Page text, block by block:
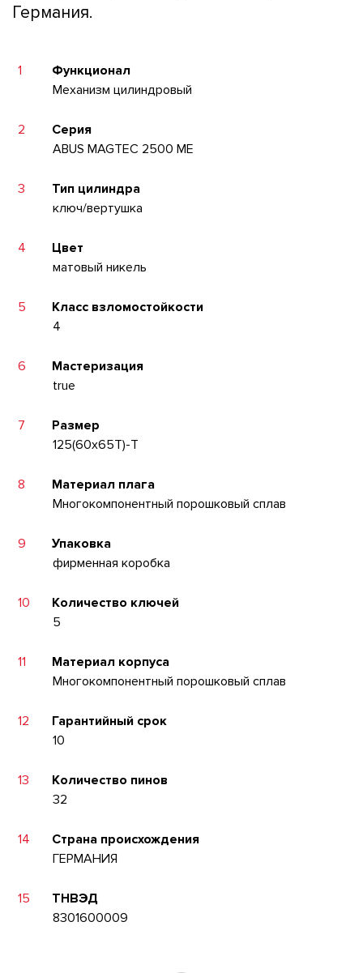
Германия.
1
Функционал
Механизм цилиндровый
2
Серия
ABUS MAGTEC 2500 ME
3
Тип цилиндра
ключ/вертушка
4
Цвет
матовый никель
5
Класс взломостойкости
4
6
Мастеризация
true
7
Размер
125(60x65T)-T
8
Материал плага
Многокомпонентный порошковый сплав
9
Упаковка
фирменная коробка
10
Количество ключей
5
11
Материал корпуса
Многокомпонентный порошковый сплав
12
Гарантийный срок
10
13
Количество пинов
32
14
Страна происхождения
ГЕРМАНИЯ
15
ТНВЭД
8301600009